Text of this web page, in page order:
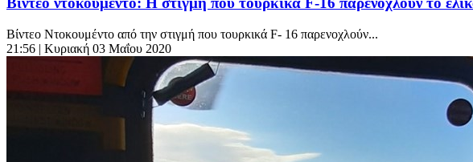
Βίντεο Ντοκουμέντο από την στιγμή που τουρκικά F- 16 παρενοχλούν...
21:56 | Κυριακή 03 Μαΐου 2020